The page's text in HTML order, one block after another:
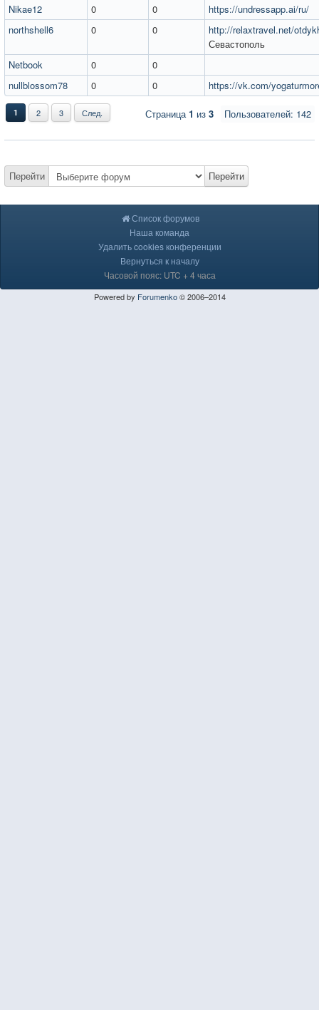
Nikae12
0 0
https://undressapp.ai/ru/
northshell6
0 0
http://relaxtravel.net/
Севастополь
Netbook
0
0
nullblossom78
0 0 https://vk.com/
Пользователей: 142
1 2 3 След. Страница1 из 3
Перейти Перейти
Список форумов
Наша команда
Удалить cookies конференции
Вернуться к началу
Часовой пояс: UTC + 4 часа
Powered by Forumenko© 2006–2014